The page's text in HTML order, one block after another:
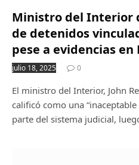
Ministro del Interior
de detenidos
pese a evidencias en
julio 18, 2025 0
El ministro del Interior, John
calificó como una
parte del sistema judicial,